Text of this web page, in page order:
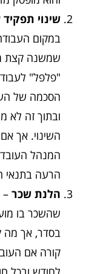
שינוי
במקום
שמשנה קצת
"פלפל"
הסכמה של
ובתוך זה לא
השינוי. אך
המנהל העובד
הרעה בתנאי
הלנת שכר –
שהשכר בו
בסדר, אך מה